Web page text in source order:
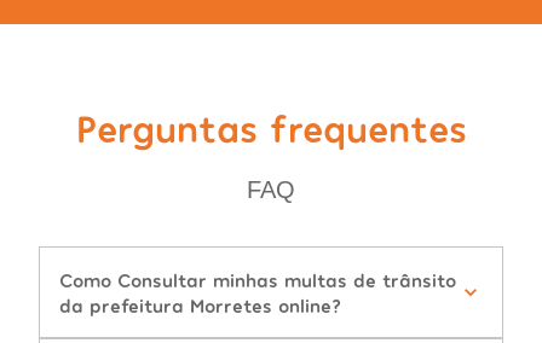
Perguntas frequentes
FAQ
Como Consultar minhas multas de trânsito
da prefeitura Morretes online?